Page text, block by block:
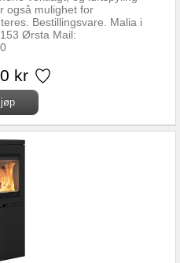
også mulighet for
Bestillingsvare. Malia i
Ørsta Mail:
kr